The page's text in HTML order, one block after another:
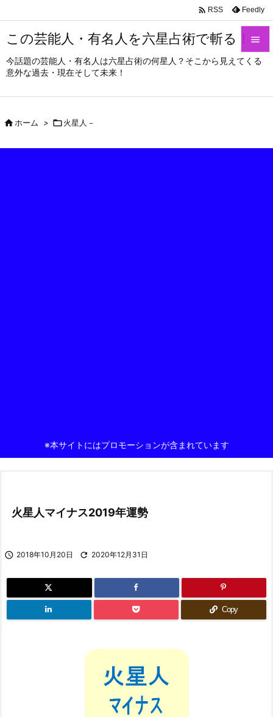
この芸能人・有名人を六星占術で斬る！
今話題の芸能人・有名人は六星占術の何星人？そこから見えてくる
意外な過去・現在そして未来！



 RSS Feedly
ホーム > 火星人－
※本サイトにはプロモーションが含まれています
火星人マイナス2019年運勢
 2018年10月20日  2020年12月31日
Copy